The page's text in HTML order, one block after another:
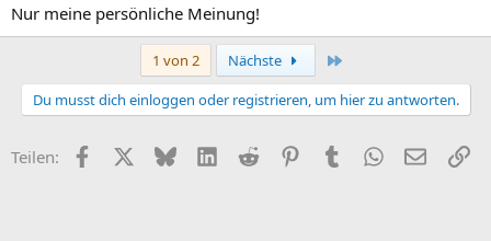
Nur meine persönliche Meinung!
1 von 2 Nächste
Du musst dich einloggen oder registrieren, um hier zu antworten.
Teilen: FacebookX (Twitter)
BlueskyLinkedIn
Reddit PinterestTumblr WhatsApp
E-Mail